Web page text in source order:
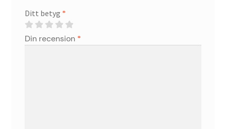
Ditt betyg *
Din recension *